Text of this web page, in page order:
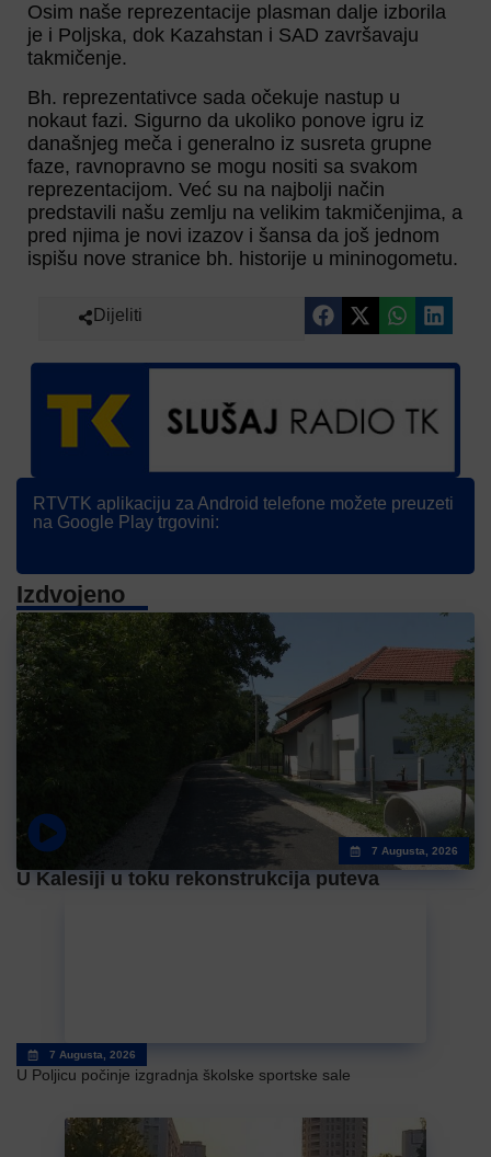
Osim naše reprezentacije plasman dalje izborila
je i Poljska, dok Kazahstan i SAD završavaju
takmičenje.
Bh. reprezentativce sada očekuje nastup u
nokaut fazi. Sigurno da ukoliko ponove igru iz
današnjeg meča i generalno iz susreta grupne
faze, ravnopravno se mogu nositi sa svakom
reprezentacijom. Već su na najbolji način
predstavili našu zemlju na velikim takmičenjima, a
pred njima je novi izazov i šansa da još jednom
ispišu nove stranice bh. historije u mininogometu.
Dijeliti
RTVTK aplikaciju za Android telefone možete preuzeti
na Google Play trgovini:
Izdvojeno
7 Augusta, 2026
U Kalesiji u toku rekonstrukcija puteva
7 Augusta, 2026
U Poljicu počinje izgradnja školske sportske sale